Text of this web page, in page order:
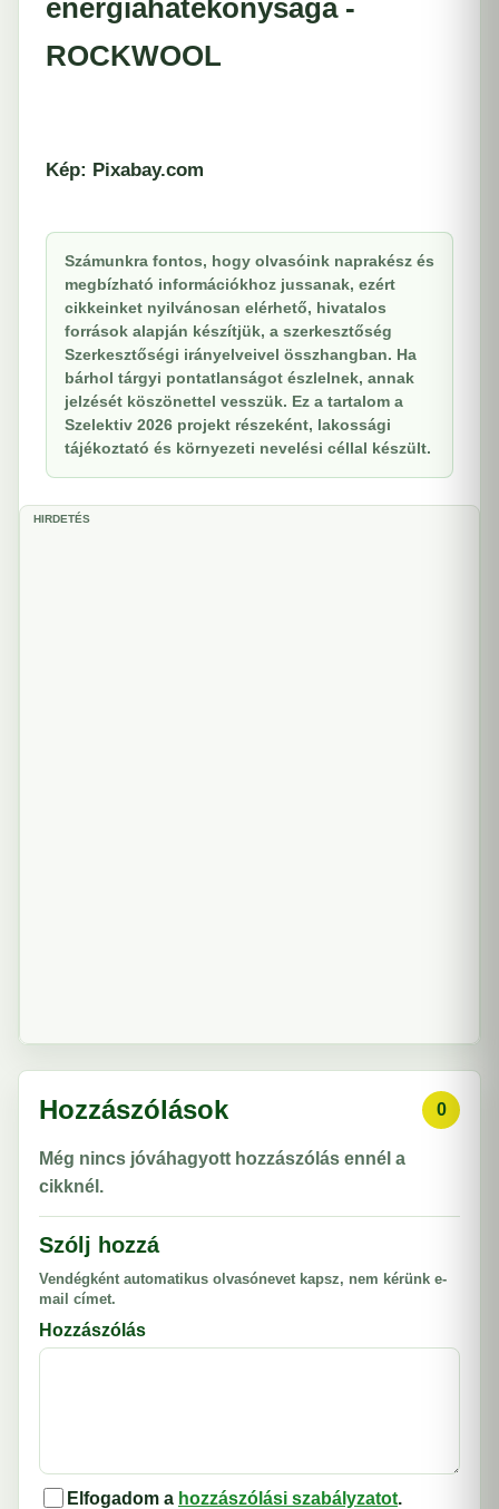
energiahatékonysága -
ROCKWOOL
Kép: Pixabay.com
Számunkra fontos, hogy olvasóink naprakész és
megbízható információkhoz jussanak, ezért
cikkeinket nyilvánosan elérhető, hivatalos
források alapján készítjük, a szerkesztőség
Szerkesztőségi irányelveivel összhangban. Ha
bárhol tárgyi pontatlanságot észlelnek, annak
jelzését köszönettel vesszük. Ez a tartalom a
Szelektiv 2026 projekt részeként, lakossági
tájékoztató és környezeti nevelési céllal készült.
HIRDETÉS
Hozzászólások 0
Még nincs jóváhagyott hozzászólás ennél a
cikknél.
Szólj hozzá
Vendégként automatikus olvasónevet kapsz, nem kérünk e-
mail címet.
Hozzászólás
Elfogadom a hozzászólási szabályzatot.